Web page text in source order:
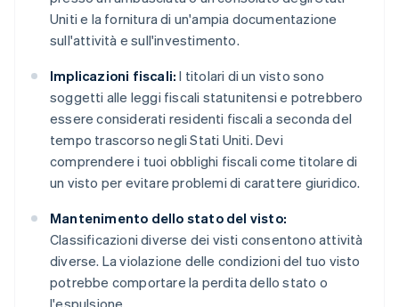
Uniti e la fornitura di un'ampia documentazione
sull'attività e sull'investimento.
Implicazioni fiscali: I titolari di un visto sono
soggetti alle leggi fiscali statunitensi e potrebbero
essere considerati residenti fiscali a seconda del
tempo trascorso negli Stati Uniti. Devi
comprendere i tuoi obblighi fiscali come titolare di
un visto per evitare problemi di carattere giuridico.
Mantenimento dello stato del visto:
Classificazioni diverse dei visti consentono attività
diverse. La violazione delle condizioni del tuo visto
potrebbe comportare la perdita dello stato o
l'espulsione.